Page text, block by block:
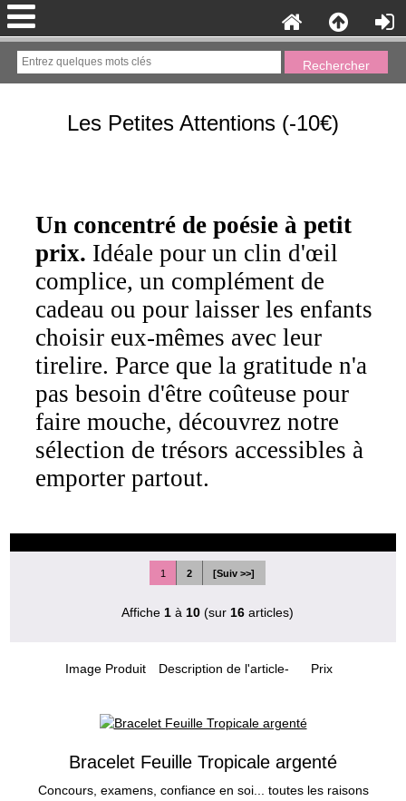
Les Petites Attentions (-10€)
Un concentré de poésie à petit
prix. Idéale pour un clin d'œil
complice, un complément de
cadeau ou pour laisser les enfants
choisir eux-mêmes avec leur
tirelire. Parce que la gratitude n'a
pas besoin d'être coûteuse pour
faire mouche, découvrez notre
sélection de trésors accessibles à
emporter partout.
1 2 [Suiv >>]
Affiche 1 à 10 (sur 16 articles)
Image Produit Description de l'article- Prix
Bracelet Feuille Tropicale argenté
Concours, examens, confiance en soi... toutes les raisons